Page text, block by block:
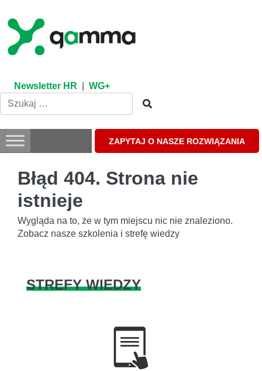
content
Newsletter HR WG+
ZAPYTAJ O NASZE ROZWIĄZANIA
Błąd 404. Strona nie
istnieje
Wygląda na to, że w tym miejscu nic nie znaleziono.
Zobacz nasze szkolenia i strefę wiedzy
STREFY WIEDZY